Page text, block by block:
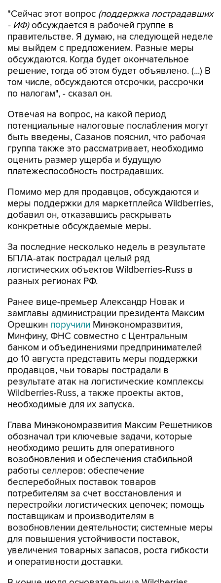
"Сейчас этот вопрос (поддержка пострадавших
- ИФ)обсуждается в рабочей группе в
правительстве. Я думаю, на следующей неделе
мы выйдем с предложением. Разные меры
обсуждаются. Когда будет окончательное
решение, тогда об этом будет объявлено. (...) В
том числе, обсуждаются отсрочки, рассрочки
по налогам", - сказал он.
Отвечая на вопрос, на какой период
потенциальные налоговые послабления могут
быть введены, Сазанов пояснил, что рабочая
группа также это рассматривает, необходимо
оценить размер ущерба и будущую
платежеспособность пострадавших.
Помимо мер для продавцов, обсуждаются и
меры поддержки для маркетплейса Wildberries,
добавил он, отказавшись раскрывать
конкретные обсуждаемые меры.
За последние несколько недель в результате
БПЛА-атак пострадал целый ряд
логистических объектов Wildberries-Russ в
разных регионах РФ.
Ранее вице-премьер Александр Новак и
замглавы администрации президента Максим
Орешкин поручили Минэкономразвития,
Минфину, ФНС совместно с Центральным
банком и объединениями предпринимателей
до 10 августа представить меры поддержки
продавцов, чьи товары пострадали в
результате атак на логистические комплексы
Wildberries-Russ, а также проекты актов,
необходимые для их запуска.
Глава Минэкономразвития Максим Решетников
обозначал три ключевые задачи, которые
необходимо решить для оперативного
возобновления и обеспечения стабильной
работы селлеров: обеспечение
бесперебойных поставок товаров
потребителям за счет восстановления и
перестройки логистических цепочек; помощь
поставщикам и производителям в
возобновлении деятельности; системные меры
для повышения устойчивости поставок,
увеличения товарных запасов, роста гибкости
и оперативности доставки.